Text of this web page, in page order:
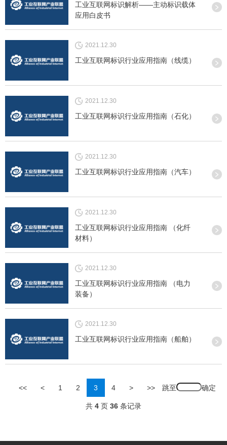
工业互联网标识解析——主动标识载体
应用白皮书
2021.12.30
工业互联网标识行业应用指南（线缆）
2021.12.30
工业互联网标识行业应用指南（石化）
2021.12.30
工业互联网标识行业应用指南（汽车）
2021.12.30
工业互联网标识行业应用指南 （化纤
材料）
2021.12.30
工业互联网标识行业应用指南 （电力
装备）
2021.12.30
工业互联网标识行业应用指南（船舶）
<< < 1 2 3 4 > >> 跳至
共4 页 36条记录